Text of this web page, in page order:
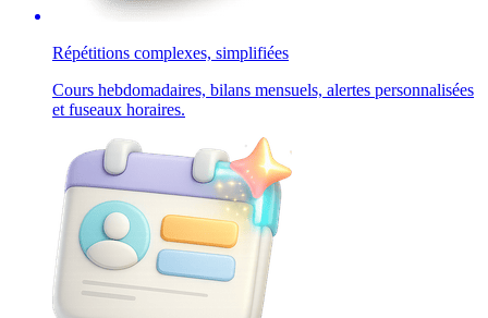
Répétitions complexes, simplifiées
Cours hebdomadaires, bilans mensuels, alertes personnalisées
et fuseaux horaires.